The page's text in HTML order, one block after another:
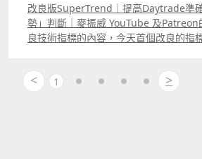
改良版SuperTrend｜提高Daytrade準
勢」判斷｜麥振威 YouTube 及Patreon
良技術指標的內容，今天首個改良的指
MACD5,35,7等等，這種模式的改良根
市後市場波幅在改變，而所用的參數仍
< 1 >